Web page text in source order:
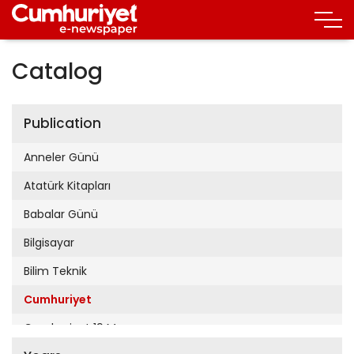
Catalog
Publication
Anneler Günü
Atatürk Kitapları
Babalar Günü
Bilgisayar
Bilim Teknik
Cumhuriyet
Cumhuriyet 19 Mayıs